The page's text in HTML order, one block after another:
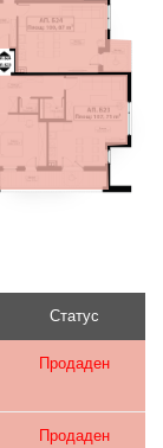
Статус
Продаден
Продаден